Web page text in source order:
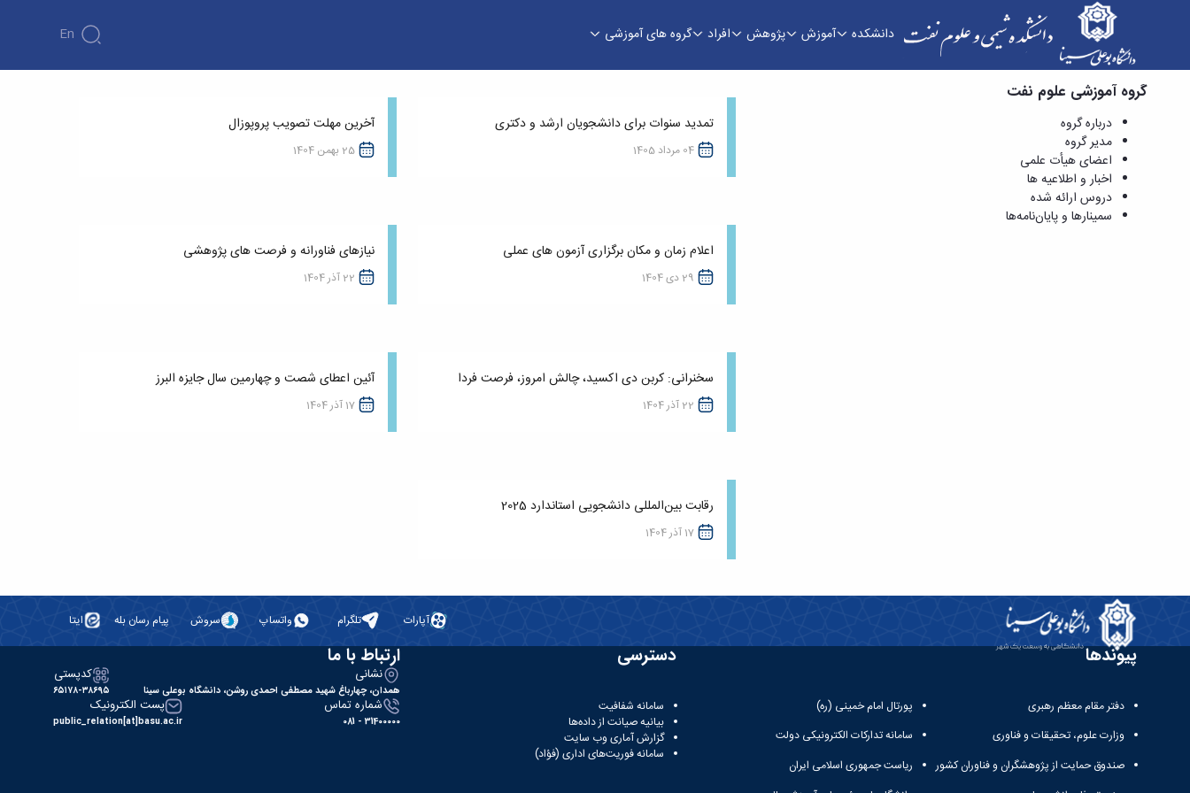
دانشکده آموزش پژوهش افراد گروه های آموزشی En
علوم نفت - دانشکده شیمی و علوم نفت
گروه آموزشی علوم نفت
درباره گروه
مدیر گروه
اعضای هیأت علمی
اخبار و اطلاعیه ها
دروس ارائه شده
سمینارها و پایان‌نامه‌ها
تمدید سنوات برای دانشجویان ارشد و دکتری
04 مرداد 1405
آخرین مهلت تصویب پروپوزال
25 بهمن 1404
اعلام زمان و مکان برگزاری آزمون های عملی
29 دی 1404
نیازهای فناورانه و فرصت های پژوهشی
22 آذر 1404
سخنرانی: کربن دی اکسید، چالش امروز، فرصت فردا
22 آذر 1404
آئین اعطای شصت و چهارمین سال جایزه البرز
17 آذر 1404
رقابت بین‌المللی دانشجویی استاندارد 2025
17 آذر 1404
آپارات تلگرام واتساپ سروش پیام رسان بله ایتا
پیوندها
دفتر مقام معظم رهبری
وزارت علوم، تحقیقات و فناوری
صندوق حمایت از پژوهشگران و فناوران کشور
پورتال امام خمینی (ره)
سامانه تدارکات الکترونیکی دولت
ریاست جمهوری اسلامی ایران
دسترسی
سامانه شفافیت
بیانیه صیانت از داده‌ها
گزارش آماری وب‌ سایت
سامانه فوریت‌های اداری (فؤاد)
ارتباط با ما
نشانی
همدان، چهارباغ شهید مصطفی احمدی روشن، دانشگاه بوعلی سینا
کدپستی
۶۵۱۷۸-۳۸۶۹۵
شماره تماس
31400000 - 081
پست الکترونیک
public_relation[at]basu.ac.ir